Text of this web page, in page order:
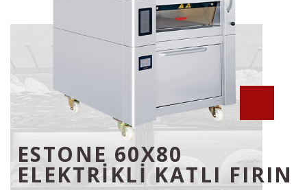
ESTONE 60X80
ELEKTRİKLİ KATLI FIRIN